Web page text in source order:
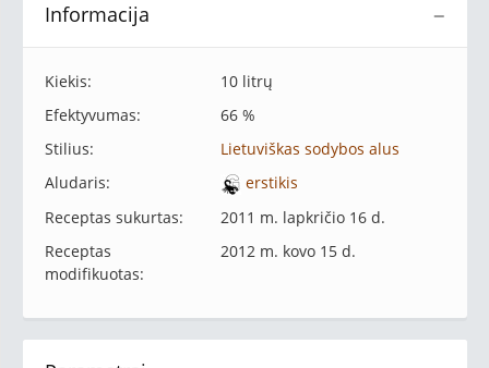
−
Informacija
Kiekis:
10 litrų
Efektyvumas:
66 %
Stilius:
Lietuviškas sodybos alus
Aludaris:
erstikis
Receptas sukurtas:
2011 m. lapkričio 16 d.
Receptas
modifikuotas:
2012 m. kovo 15 d.